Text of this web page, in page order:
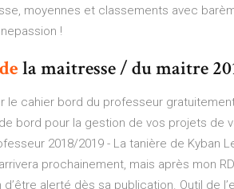
moyennes et classements avec
!
dela maitresse / du maitre
le cahier bord du professeur
bord pour la gestion de vos projets
2018/2019 - La tanière de Kyban
prochainement, mais après mon
d’être alerté dès sa publication. Outil de